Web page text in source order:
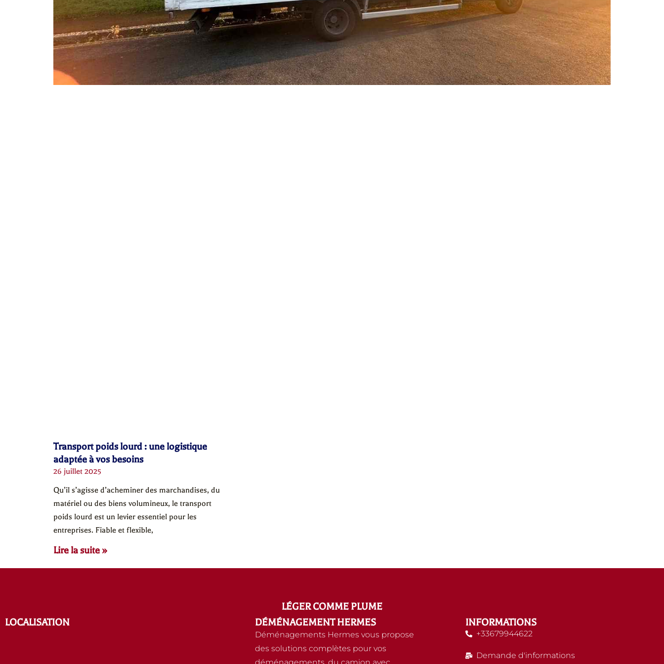
Transport poids lourd : une logistique
adaptée à vos besoins
26 juillet 2025
Qu’il s’agisse d’acheminer des marchandises, du
matériel ou des biens volumineux, le transport
poids lourd est un levier essentiel pour les
entreprises. Fiable et flexible,
Lire la suite »
LÉGER COMME PLUME
LOCALISATION
DÉMÉNAGEMENT HERMES
Déménagements Hermes vous propose
des solutions complètes pour vos
INFORMATIONS
+33679944622
Demande d'informations